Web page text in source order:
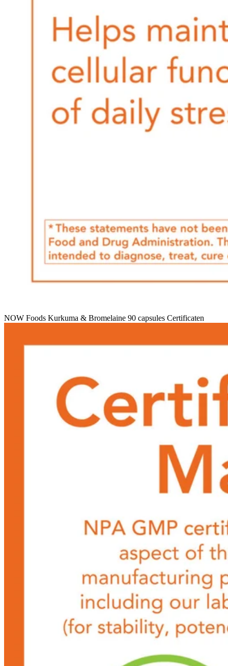
NOW Foods Kurkuma & Bromelaine 90 capsules Certificaten